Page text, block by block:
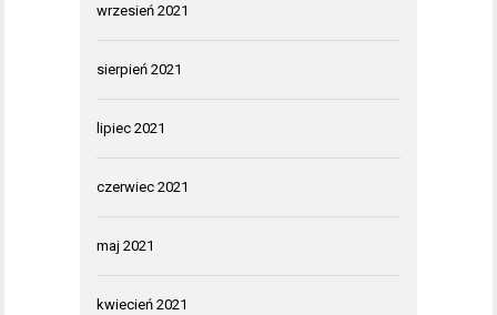
wrzesień 2021
sierpień 2021
lipiec 2021
czerwiec 2021
maj 2021
kwiecień 2021